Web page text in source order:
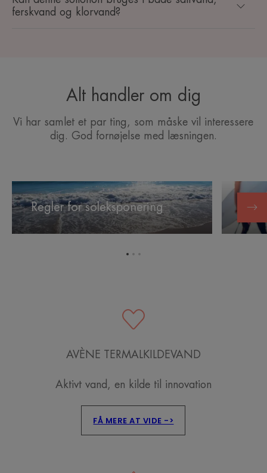
ferskvand og klorvand?
Alt handler om dig
Vi har samlet et par ting, som måske vil interessere
dig. God fornøjelse med læsningen.
for
soleksponering
Regler for soleksponering
Sol
og
motion
Sol
AVÈNE TERMALKILDEVAND
Aktivt vand, en kilde til innovation
FÅ MERE AT VIDE ->